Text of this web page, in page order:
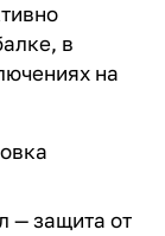
в
на
— защита от